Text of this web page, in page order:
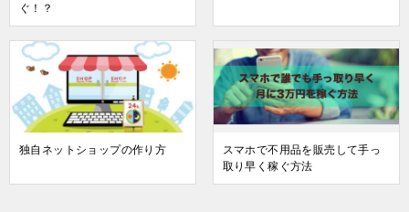
ぐ！？
独自ネットショップの作り方
スマホで不用品を販売して手っ
取り早く稼ぐ方法